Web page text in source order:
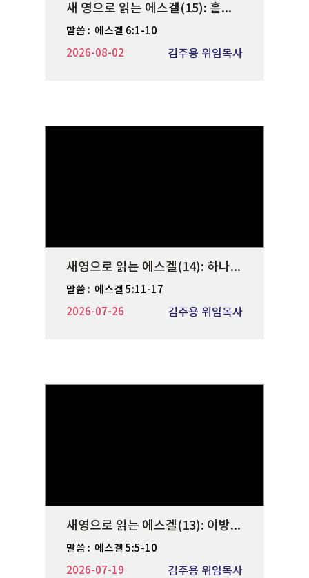
새 영으로 읽는 에스겔(15): 흩으심과 모으심
말씀 : 에스겔 6:1-10
김주용 위임목사
2026-08-02
새영으로 읽는 에스겔(14): 하나님의 분노
말씀 : 에스겔 5:11-17
김주용 위임목사
2026-07-26
새영으로 읽는 에스겔(13): 이방인보다 악을 더 행하며
말씀 : 에스겔 5:5-10
김주용 위임목사
2026-07-19